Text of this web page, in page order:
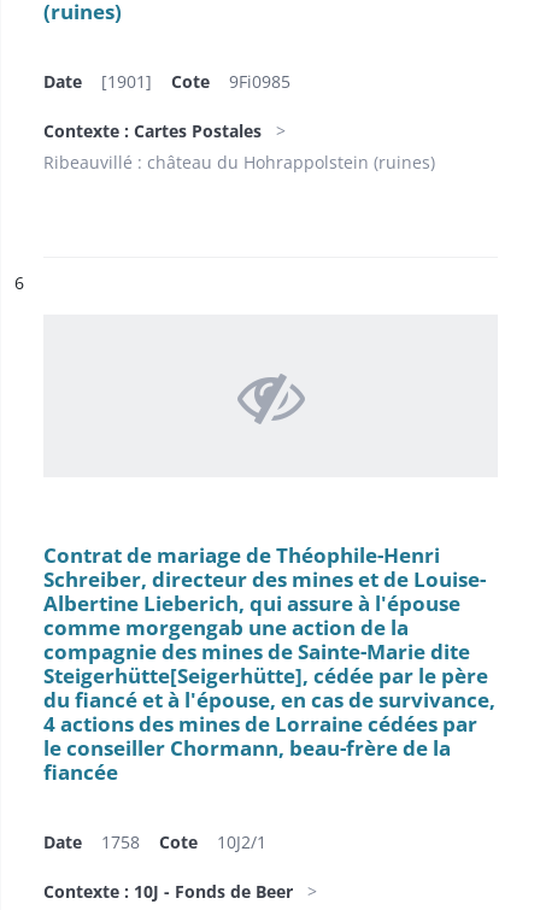
(ruines)
Date [1901] Cote 9Fi0985
Contexte : Cartes Postales
Ribeauvillé : château du Hohrappolstein (ruines)
n°
6
Contrat de mariage de Théophile-Henri
Schreiber, directeur des mines et de Louise-
Albertine Lieberich, qui assure à l'épouse
comme morgengab une action de la
compagnie des mines de Sainte-Marie dite
Steigerhütte[Seigerhütte]​, cédée par le père
du fiancé et à l'épouse, en cas de survivance,
4 actions des mines de Lorraine cédées par
le conseiller Chormann, beau-frère de la
fiancée
Date 1758 Cote 10J2/1
Contexte : 10J - Fonds de Beer